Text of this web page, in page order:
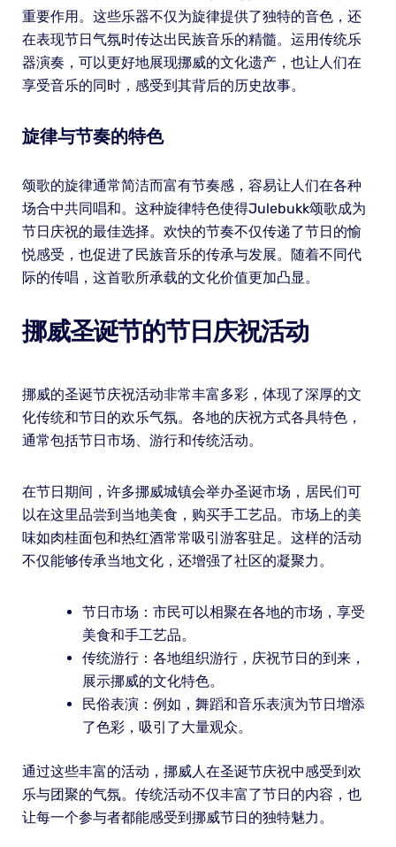
重要作用。这些乐器不仅为旋律提供了独特的音色，还
在表现节日气氛时传达出民族音乐的精髓。运用传统乐
器演奏，可以更好地展现挪威的文化遗产，也让人们在
享受音乐的同时，感受到其背后的历史故事。
旋律与节奏的特色
颂歌的旋律通常简洁而富有节奏感，容易让人们在各种
场合中共同唱和。这种旋律特色使得Julebukk颂歌成为
节日庆祝的最佳选择。欢快的节奏不仅传递了节日的愉
悦感受，也促进了民族音乐的传承与发展。随着不同代
际的传唱，这首歌所承载的文化价值更加凸显。
挪威圣诞节的节日庆祝活动
挪威的圣诞节庆祝活动非常丰富多彩，体现了深厚的文
化传统和节日的欢乐气氛。各地的庆祝方式各具特色，
通常包括节日市场、游行和传统活动。
在节日期间，许多挪威城镇会举办圣诞市场，居民们可
以在这里品尝到当地美食，购买手工艺品。市场上的美
味如肉桂面包和热红酒常常吸引游客驻足。这样的活动
不仅能够传承当地文化，还增强了社区的凝聚力。
节日市场：市民可以相聚在各地的市场，享受
美食和手工艺品。
传统游行：各地组织游行，庆祝节日的到来，
展示挪威的文化特色。
民俗表演：例如，舞蹈和音乐表演为节日增添
了色彩，吸引了大量观众。
通过这些丰富的活动，挪威人在圣诞节庆祝中感受到欢
乐与团聚的气氛。传统活动不仅丰富了节日的内容，也
让每一个参与者都能感受到挪威节日的独特魅力。